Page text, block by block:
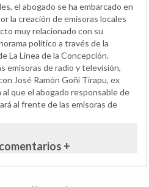
el abogado se ha embarcado en
la creación de emisoras locales
muy relacionado con su
político a través de la
La Línea de la Concepción.
emisoras de radio y televisión,
José Ramón Goñi Tirapu, ex
que el abogado responsable de
al frente de las emisoras de
+